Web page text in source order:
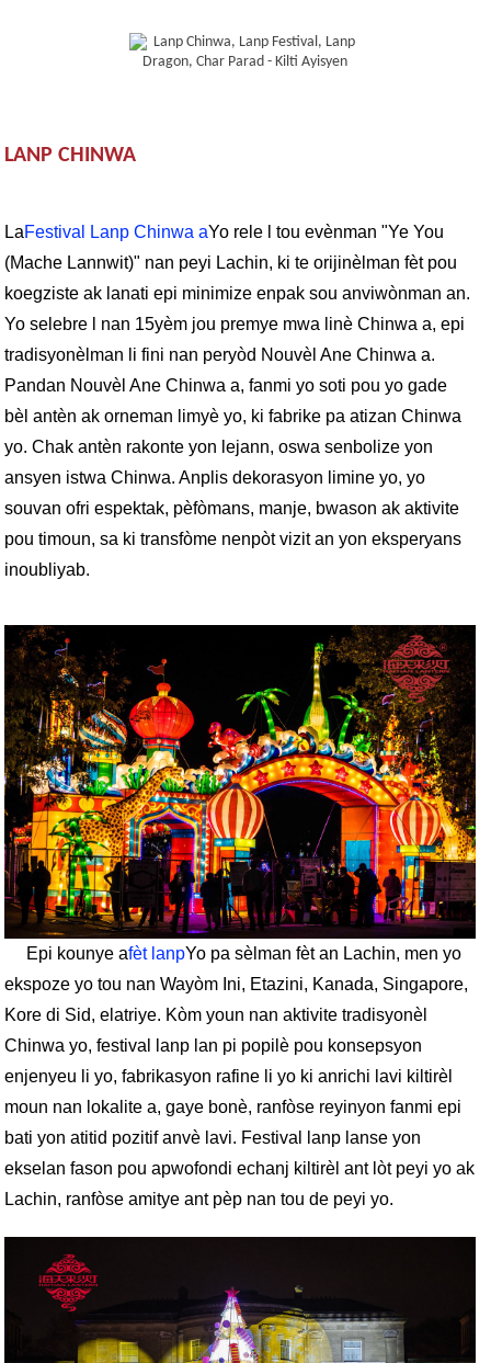
LANP CHINWA
LaFestival Lanp Chinwa aYo rele l tou evènman "Ye You
(Mache Lannwit)" nan peyi Lachin, ki te orijinèlman fèt pou
koegziste ak lanati epi minimize enpak sou anviwònman an.
Yo selebre l nan 15yèm jou premye mwa linè Chinwa a, epi
tradisyonèlman li fini nan peryòd Nouvèl Ane Chinwa a.
Pandan Nouvèl Ane Chinwa a, fanmi yo soti pou yo gade
bèl antèn ak orneman limyè yo, ki fabrike pa atizan Chinwa
yo. Chak antèn rakonte yon lejann, oswa senbolize yon
ansyen istwa Chinwa. Anplis dekorasyon limine yo, yo
souvan ofri espektak, pèfòmans, manje, bwason ak aktivite
pou timoun, sa ki transfòme nenpòt vizit an yon eksperyans
inoubliyab.
Epi kounye afèt lanpYo pa sèlman fèt an Lachin, men yo
ekspoze yo tou nan Wayòm Ini, Etazini, Kanada, Singapore,
Kore di Sid, elatriye. Kòm youn nan aktivite tradisyonèl
Chinwa yo, festival lanp lan pi popilè pou konsepsyon
enjenyeu li yo, fabrikasyon rafine li yo ki anrichi lavi kiltirèl
moun nan lokalite a, gaye bonè, ranfòse reyinyon fanmi epi
bati yon atitid pozitif anvè lavi. Festival lanp lanse yon
ekselan fason pou apwofondi echanj kiltirèl ant lòt peyi yo ak
Lachin, ranfòse amitye ant pèp nan tou de peyi yo.